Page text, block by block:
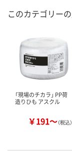
このカテゴリー
「現場のチカラ」 PP荷
造りひも アスクル
￥191～（税込）